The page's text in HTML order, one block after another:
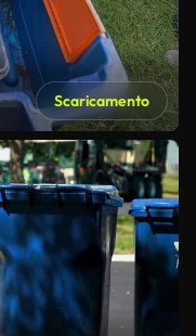
Scaricamento